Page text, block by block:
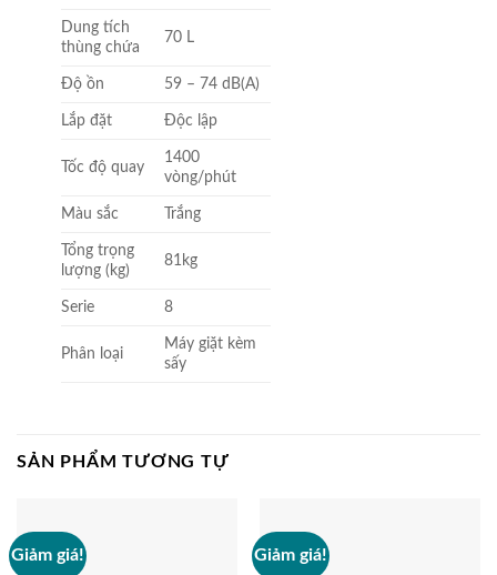
Dung tích
thùng chứa
70 L
Độ ồn 59 – 74 dB(A)
Lắp đặt Độc lập
Tốc độ quay
1400
vòng/phút
Màu sắc Trắng
Tổng trọng
lượng (kg)
81kg
Serie 8
Phân loại
Máy giặt kèm
sấy
SẢN PHẨM TƯƠNG TỰ
Giảm giá! Giảm giá!